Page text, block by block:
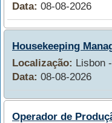
Data: 08-08-2026
Housekeeping
Localização: Lisbon
Data: 08-08-2026
Operador de